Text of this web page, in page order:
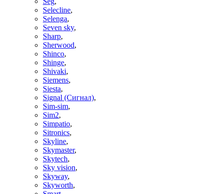
Selecline,
Selenga,
Seven sky,
Sharp,
Sherwood,
Shinco,
Shinge,
Shivaki,
Siemens,
Siesta,
Signal (Сигнал),
Sim-sim,
Sim2,
Simpatio,
Sitronics,
Skyline,
Skymaster,
Skytech,
Sky vision,
Skyway,
Skyworth,